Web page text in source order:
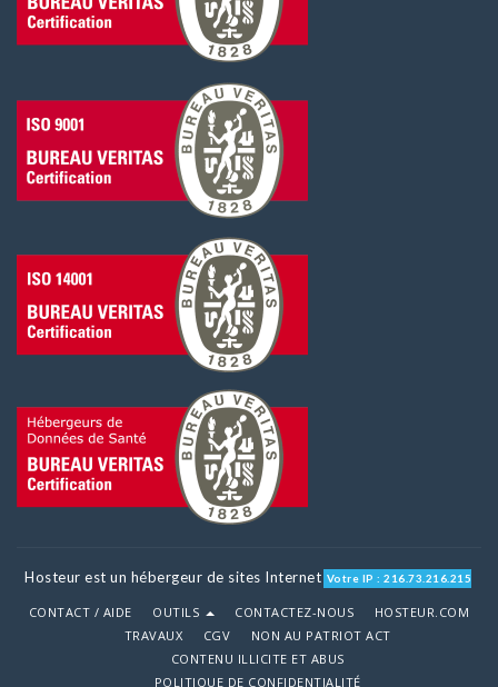
Hosteur est un hébergeur de sites Internet Votre IP : 216.73.216.215
CONTACT / AIDE OUTILS CONTACTEZ-NOUS
HOSTEUR.COM
TRAVAUX
CGV
NON AU PATRIOT ACT
CONTENU ILLICITE ET ABUS
POLITIQUE DE CONFIDENTIALITÉ